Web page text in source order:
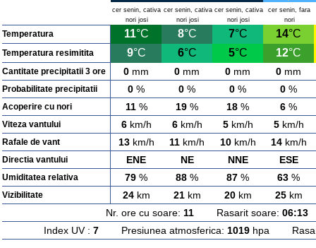
cer senin, cativa
nori josi
cer senin, cativa
nori josi
cer senin, cativa
nori josi
cer senin, fara
nori
Temperatura 11°C 8°C 7°C 14°C
Temperatura resimitita 9°C 6°C 5°C 12°C
Cantitate precipitatii 3 ore 0 mm 0 mm 0 mm 0 mm
Probabilitate precipitatii 0 % 0 % 0 % 0 %
Acoperire cu nori 11% 19 % 18 % 6 %
Viteza vantului 6km/h 6km/h 5km/h 5km/h
Rafale de vant 13km/h 11 km/h 10km/h 14km/h
Directia vantului ENE NE NNE ESE
Umiditatea relativa 79 % 88 % 87 % 63 %
Vizibilitate 24km 21km 20km 25km
Nr. ore cu soare: 11 Rasarit soare: 06:13
Index UV : 7Presiunea atmosferica: 1019hpa